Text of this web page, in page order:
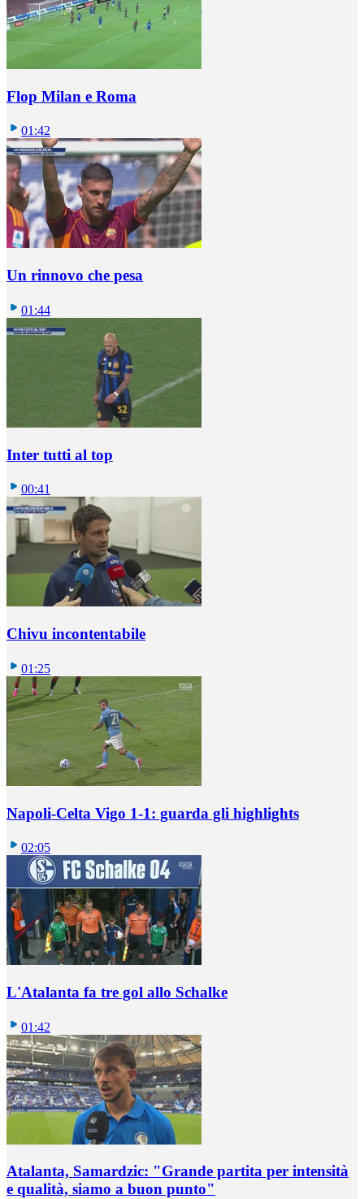
Flop Milan e Roma
01:42
Un rinnovo che pesa
01:44
Inter tutti al top
00:41
Chivu incontentabile
01:25
Napoli-Celta Vigo 1-1: guarda gli highlights
02:05
L'Atalanta fa tre gol allo Schalke
01:42
Atalanta, Samardzic: "Grande partita per intensità
e qualità, siamo a buon punto"